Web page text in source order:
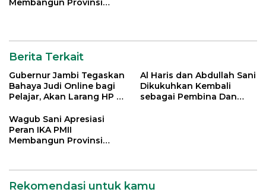
Membangun Provinsi
Berita Terkait
Gubernur Jambi Tegaskan
Bahaya Judi Online bagi
Pelajar, Akan Larang HP di
Al Haris dan Abdullah Sani
Dikukuhkan Kembali
sebagai Pembina Dan
Wagub Sani Apresiasi
Peran IKA PMII
Membangun Provinsi
Rekomendasi untuk kamu